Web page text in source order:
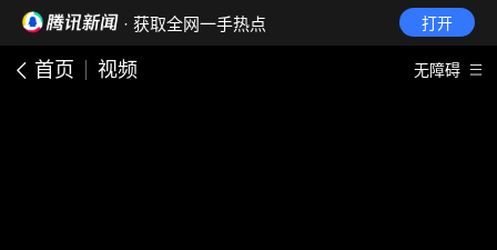
· 获取全网一手热点 打开
首页 视频 无障碍